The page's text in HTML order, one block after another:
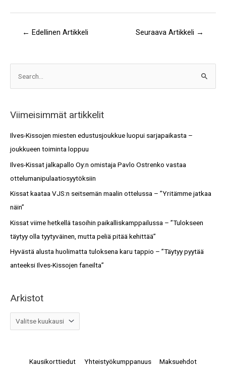
← Edellinen Artikkeli Seuraava Artikkeli →
c
h
Viimeisimmät artikkelit
Ilves-Kissojen miesten edustusjoukkue luopui sarjapaikasta –
joukkueen toiminta loppuu
Ilves-Kissat jalkapallo Oy:n omistaja Pavlo Ostrenko vastaa
ottelumanipulaatiosyytöksiin
Kissat kaataa VJS:n seitsemän maalin ottelussa – ”Yritämme jatkaa
näin”
Kissat viime hetkellä tasoihin paikalliskamppailussa – ”Tulokseen
täytyy olla tyytyväinen, mutta peliä pitää kehittää”
Hyvästä alusta huolimatta tuloksena karu tappio – ”Täytyy pyytää
anteeksi Ilves-Kissojen faneilta”
Arkistot
i
t
o
t
Kausikorttiedut Yhteistyökumppanuus
Maksuehdot